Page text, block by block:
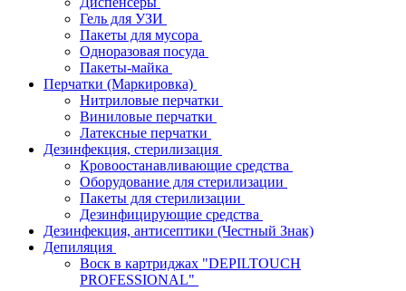
Гель для УЗИ
Пакеты для мусора
Одноразовая посуда
Пакеты-майка
Перчатки (Маркировка)
Нитриловые перчатки
Виниловые перчатки
Латексные перчатки
Дезинфекция, стерилизация
Кровоостанавливающие средства
Оборудование для стерилизации
Пакеты для стерилизации
Дезинфицирующие средства
Дезинфекция, антисептики (Честный Знак)
Депиляция
Воск в картриджах "DEPILTOUCH
PROFESSIONAL"